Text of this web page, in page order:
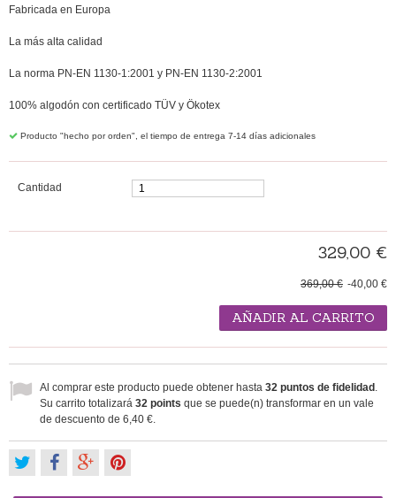
Fabricada en Europa
La más alta calidad
La norma PN-EN 1130-1:2001 y PN-EN 1130-2:2001
100% algodón con certificado TÜV y Ökotex
Producto "hecho por orden", el tiempo de entrega 7-14 días adicionales
Cantidad
329,00 €
-40,00 €
369,00 €
AÑADIR AL CARRITO
Al comprar este producto puede obtener hasta 32 puntos de fidelidad
Su carrito totalizará 32 points que se puede(n) transformar en un vale
de descuento de 6,40 €